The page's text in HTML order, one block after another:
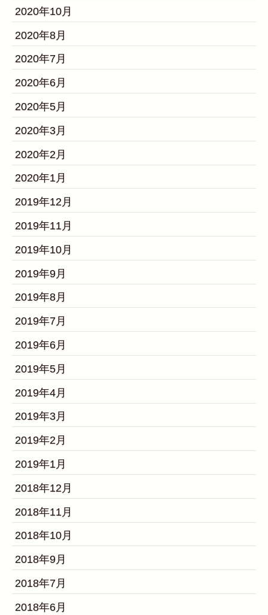
2020年10月
2020年8月
2020年7月
2020年6月
2020年5月
2020年3月
2020年2月
2020年1月
2019年12月
2019年11月
2019年10月
2019年9月
2019年8月
2019年7月
2019年6月
2019年5月
2019年4月
2019年3月
2019年2月
2019年1月
2018年12月
2018年11月
2018年10月
2018年9月
2018年7月
2018年6月